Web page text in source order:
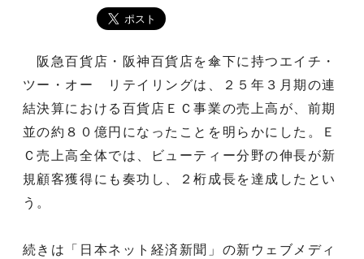
阪急百貨店・阪神百貨店を傘下に持つエイチ・
ツー・オー リテイリングは、２５年３月期の連
結決算における百貨店ＥＣ事業の売上高が、前期
並の約８０億円になったことを明らかにした。Ｅ
Ｃ売上高全体では、ビューティー分野の伸長が新
規顧客獲得にも奏功し、２桁成長を達成したとい
う。
続きは「日本ネット経済新聞」の新ウェブメディ